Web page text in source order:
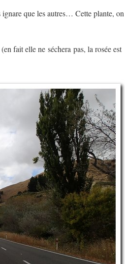
que les autres… Cette plante, on
fait elle ne séchera pas, la rosée est